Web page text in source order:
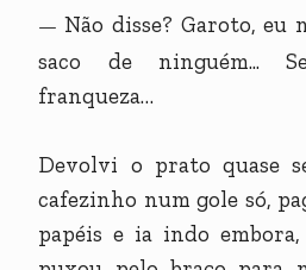
— Não disse? Garoto, eu
saco de ninguém...
franqueza…
Devolvi o prato quase
cafezinho num gole só,
papéis e ia indo